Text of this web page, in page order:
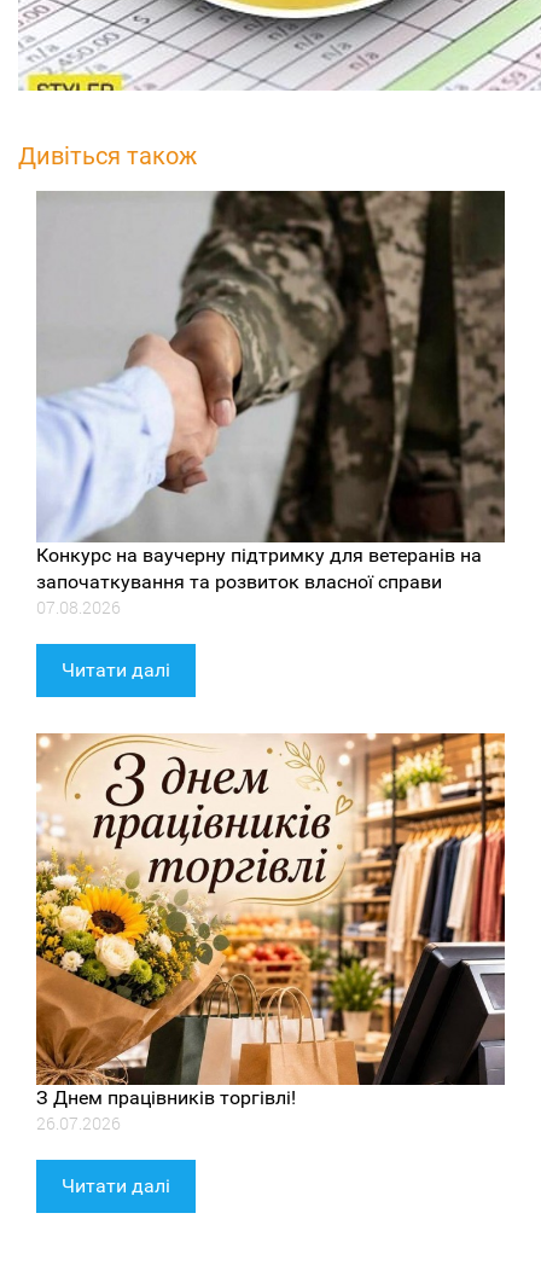
Дивіться також
Конкурс на ваучерну підтримку для ветеранів на
започаткування та розвиток власної справи
07.08.2026
Читати далі
З Днем працівників торгівлі!
26.07.2026
Читати далі